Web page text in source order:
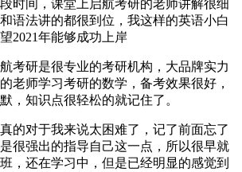
时间，课堂上启航考研的老师讲解很细
语法讲的都很到位，我这样的英语小白
2021年能够成功上岸
考研是很专业的考研机构，大品牌实力
老师学习考研的数学，备考效果很好，
，知识点很轻松的就记住了。
的对于我来说太困难了，记了前面忘了
很强出的指导自己这一点，所以很早就
，还在学习中，但是已经明显的感觉到